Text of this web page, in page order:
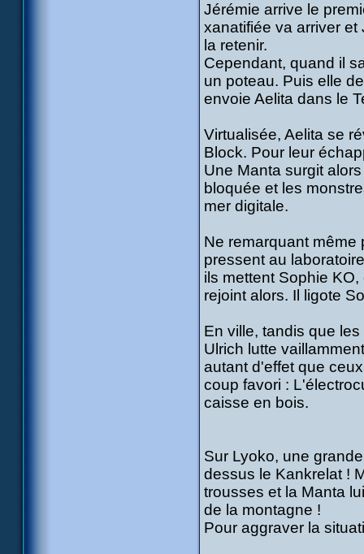
Jérémie arrive le
xanatifiée va arriver
la retenir.
Cependant, quand il
un poteau. Puis elle
envoie Aelita dans le
Virtualisée, Aelita se
Block. Pour leur
Une Manta surgit
bloquée et les
mer digitale.
Ne remarquant même
pressent au
ils mettent Sophie
rejoint alors. Il ligote
En ville, tandis que
Ulrich lutte
autant d'effet que
coup favori :
caisse en bois.
Sur Lyoko, une
dessus le Kankrelat !
trousses et la Manta
de la montagne !
Pour aggraver la